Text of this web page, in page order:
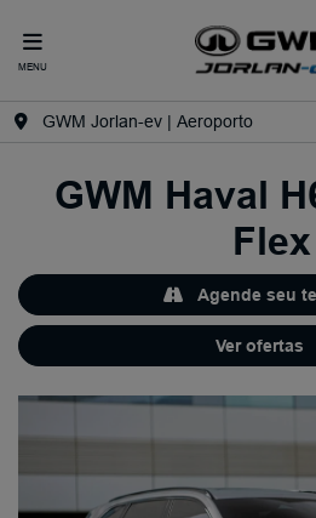
MENU
GWM Jorlan-ev | Aeroporto
GWM Haval
Flex
Agende seu
Ver ofertas